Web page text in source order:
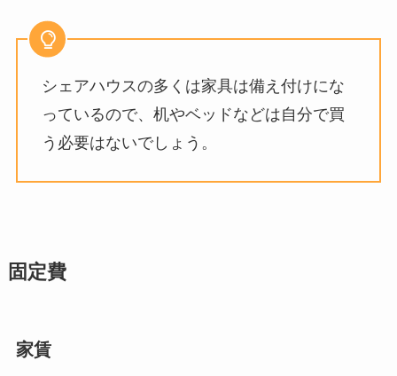
シェアハウスの多くは家具は備え付けにな
っているので、机やベッドなどは自分で買
う必要はないでしょう。
固定費
家賃